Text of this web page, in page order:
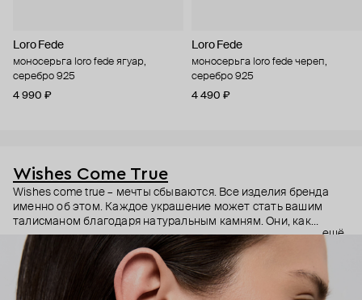
Loro Fede
моносерьга loro fede ягуар,
серебро 925
4 990 ₽
Loro Fede
моносерьга loro fede череп,
серебро 925
4 490 ₽
Wishes Come True
Wishes come true – мечты сбываются. Все изделия бренда
именно об этом. Каждое украшение может стать вашим
талисманом благодаря натуральным камням. Они, как
известно, обладают очень сильной энергетикой и
различными свойствами – ваши желания рискуют сбыться.
Дизайнер Анастасия Тарасова мечтала о своём бренде
украшений, и её мечта сбылась.
ещё